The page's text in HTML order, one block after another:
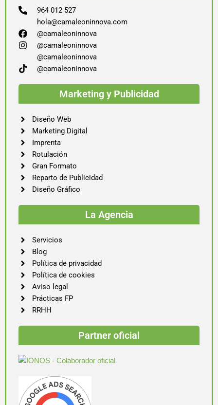
964 012 527
hola@camaleoninnova.com
@camaleoninnova
@camaleoninnova
@camaleoninnova
@camaleoninnova
Marketing y Publicidad
Diseño Web
Marketing Digital
Imprenta
Rotulación
Gran Formato
Reparto de Publicidad
Diseño Gráfico
La Agencia
Servicios
Blog
Política de privacidad
Política de cookies
Aviso legal
Prácticas FP
RRHH
Partner oficial